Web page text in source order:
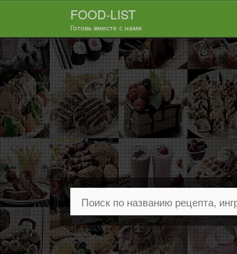
FOOD-LIST
Готовь вместе с нами